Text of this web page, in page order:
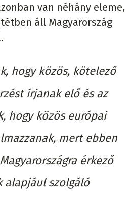
van néhány eleme,
áll Magyarország
hogy közös, kötelező
írjanak elő és az
hogy közös európai
mert ebben
érkező
alapjául szolgáló